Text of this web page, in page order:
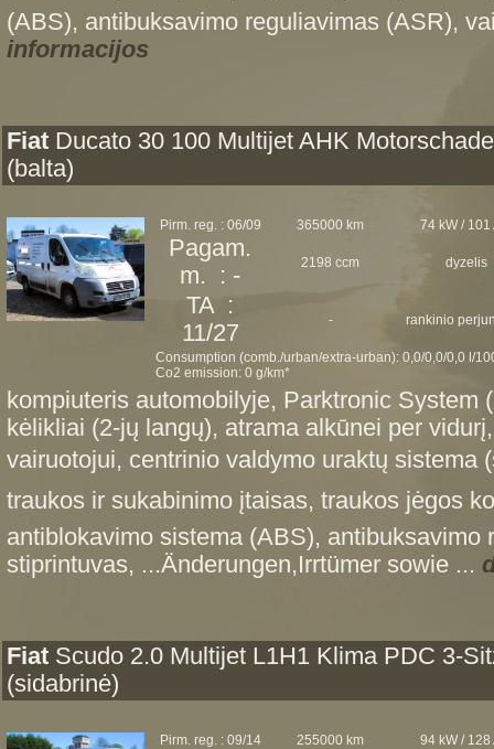
(ABS), antibuksavimo reguliavimas (ASR),
informacijos
Fiat Ducato 30 100 Multijet AHK
(balta)
Pirm. reg. : 06/09 365000 km 74 kW / 101
Pagam.
m. : -
2198 ccm dyzelis
TA :
11/27
- rankinio
Consumption (comb./urban/extra-urban): 0,0/0,0/0,0 l/
Co2 emission: 0 g/km*
kompiuteris automobilyje, Parktronic System
kėlikliai (2-jų langų), atrama alkūnei per
vairuotojui, centrinio valdymo uraktų sistema
traukos ir sukabinimo įtaisas, traukos jėgos
antiblokavimo sistema (ABS), antibuksavimo
stiprintuvas, ...Änderungen,Irrtümer sowie ...
Fiat Scudo 2.0 Multijet L1H1 Klima PDC 3-
(sidabrinė)
Pirm. reg. : 09/14 255000 km 94 kW / 128